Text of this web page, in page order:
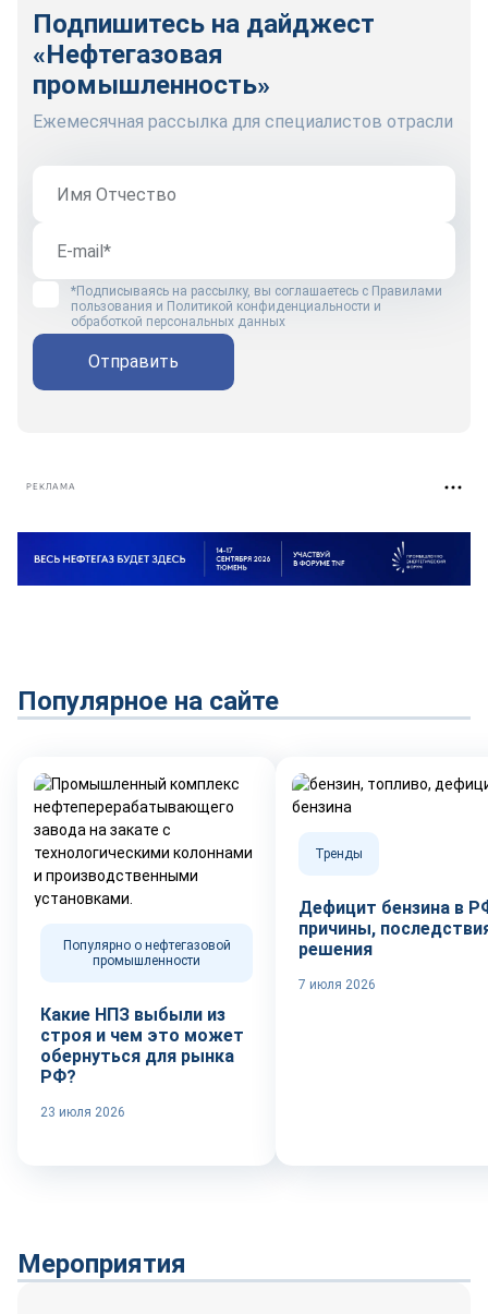
Подпишитесь на дайджест
«Нефтегазовая
промышленность»
Ежемесячная рассылка для специалистов отрасли
*Подписываясь на рассылку, вы соглашаетесь с Правилами
пользования и Политикой конфиденциальности и
обработкой персональных данных
Отправить
РЕКЛАМА
Популярное на сайте
Популярно о нефтегазовой
промышленности
Какие НПЗ выбыли из
строя и чем это может
обернуться для рынка
РФ?
23 июля 2026
Тренды
Дефицит бензина в
причины,
решения
7 июля 2026
Мероприятия